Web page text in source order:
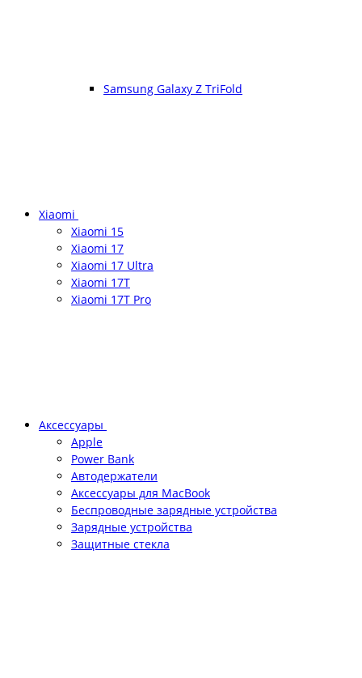
Samsung Galaxy Z TriFold
Xiaomi
Xiaomi 15
Xiaomi 17
Xiaomi 17 Ultra
Xiaomi 17T
Xiaomi 17T Pro
Аксессуары
Apple
Power Bank
Автодержатели
Аксессуары для MacBook
Беспроводные зарядные устройства
Зарядные устройства
Защитные стекла